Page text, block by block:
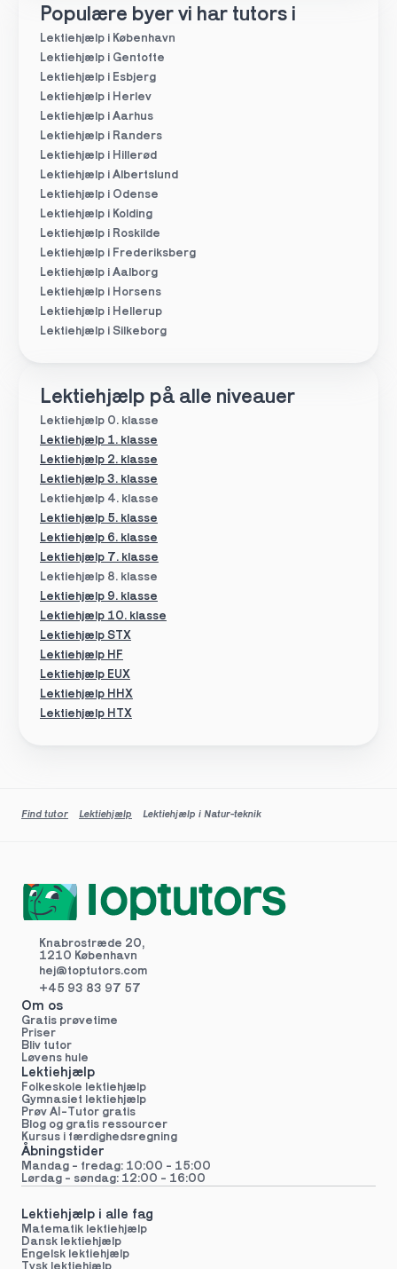
Populære byer vi har tutors i
Lektiehjælp i København
Lektiehjælp i Gentofte
Lektiehjælp i Esbjerg
Lektiehjælp i Herlev
Lektiehjælp i Aarhus
Lektiehjælp i Randers
Lektiehjælp i Hillerød
Lektiehjælp i Albertslund
Lektiehjælp i Odense
Lektiehjælp i Kolding
Lektiehjælp i Roskilde
Lektiehjælp i Frederiksberg
Lektiehjælp i Aalborg
Lektiehjælp i Horsens
Lektiehjælp i Hellerup
Lektiehjælp i Silkeborg
Lektiehjælp på alle niveauer
Lektiehjælp 0. klasse
Lektiehjælp 4. klasse
Lektiehjælp 5. klasse
Lektiehjælp 8. klasse
Lektiehjælp 1. klasse
Lektiehjælp 6. klasse
Lektiehjælp 7. klasse
Lektiehjælp 2. klasse
Lektiehjælp 3. klasse
Lektiehjælp 9. klasse
Lektiehjælp 10. klasse
Lektiehjælp HF
Lektiehjælp EUX
Lektiehjælp STX
Lektiehjælp HHX
Lektiehjælp HTX
Find tutor Lektiehjælp Lektiehjælp i Natur-teknik
Knabrostræde 20,
1210 København
hej@toptutors.com
+45 93 83 97 57
Om os
Gratis prøvetime
Priser
Bliv tutor
Løvens hule
Lektiehjælp
Folkeskole lektiehjælp
Gymnasiet lektiehjælp
Prøv AI-Tutor gratis
Blog og gratis ressourcer
Kursus i færdighedsregning
Åbningstider
Mandag - fredag: 10:00 - 15:00
Lørdag - søndag: 12:00 - 16:00
Lektiehjælp i alle fag
Matematik lektiehjælp
Dansk lektiehjælp
Engelsk lektiehjælp